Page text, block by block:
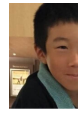
っと会いたか
る弟嫁に天罰が